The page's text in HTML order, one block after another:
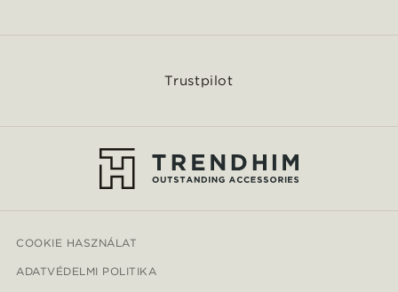
Trustpilot
COOKIE HASZNÁLAT
ADATVÉDELMI POLITIKA